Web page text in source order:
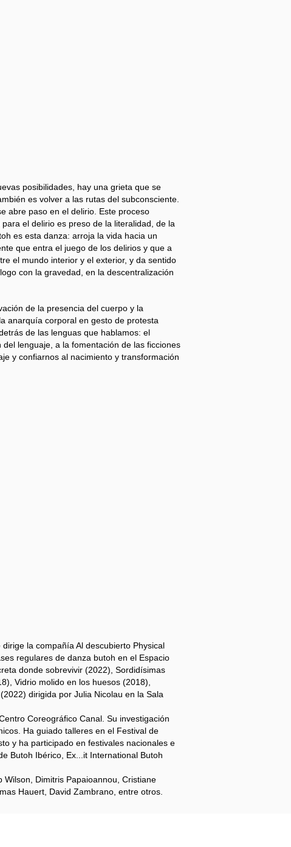
posibilidades, hay una grieta que se
es volver a las rutas del subconsciente.
abre paso en el delirio. Este proceso
el delirio es preso de la literalidad, de la
es esta danza: arroja la vida hacia un
que entra el juego de los delirios y que a
el mundo interior y el exterior, y da sentido
con la gravedad, en la descentralización
de la presencia del cuerpo y la
anarquía corporal en gesto de protesta
de las lenguas que hablamos: el
lenguaje, a la fomentación de las ficciones
y confiarnos al nacimiento y transformación
la compañía Al descubierto Physical
regulares de danza butoh en el Espacio
donde sobrevivir (2022), Sordidísimas
Vidrio molido en los huesos (2018),
dirigida por Julia Nicolau en la Sala
Coreográfico Canal. Su investigación
Ha guiado talleres en el Festival de
y ha participado en festivales nacionales e
Butoh Ibérico, Ex...it International Butoh
Dimitris Papaioannou, Cristiane
Hauert, David Zambrano, entre otros.